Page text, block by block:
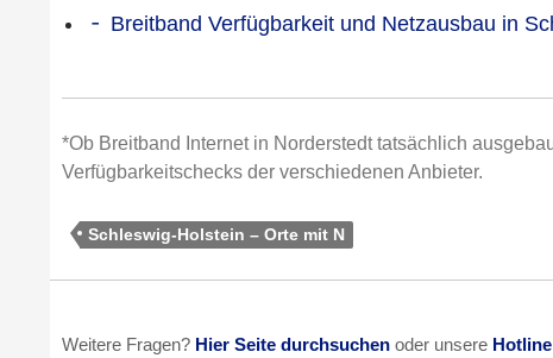
Breitband Verfügbarkeit und Netzausbau in
*Ob Breitband Internet in Norderstedt tatsächlich
Verfügbarkeitschecks der verschiedenen Anbieter.
Schleswig-Holstein – Orte mit N
Weitere Fragen? Hier Seite durchsuchen oder unsere Hotline